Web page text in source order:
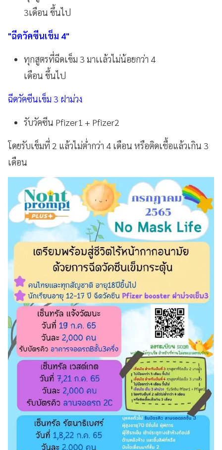
3เดือน ขึ้นไป
"ฉีดวัคซีนเข็ม 4"
ทุกสูตรที่ฉีดเข็ม 3 มาเเล้วไม่น้อยกว่า 4
เดือน ขึ้นไป
ฉีดวัคซีนเข็ม 3 ฝาม่วง
รับวัคซีน Pfizer1 + Pfizer2
โดยรับเข็มที่ 2 แล้วไม่ต่ำกว่า 4 เดือน หรือติดเชื้อแล้วเกิน 3
เดือน